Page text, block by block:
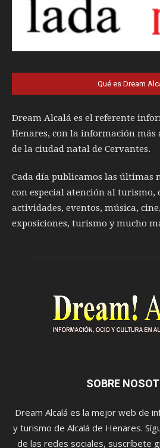
Qué es Dream
Dream Alcalá es el referente
Henares, con la información más
de la ciudad natal de Cervantes.
Cada día publicamos las últimas
con especial atención al turismo,
actividades, eventos, música,
exposiciones, turismo y mucho
SOBRE
Dream Alcalá es la mejor web de
y turismo de Alcalá de Henares.
de las redes sociales, suscríbete